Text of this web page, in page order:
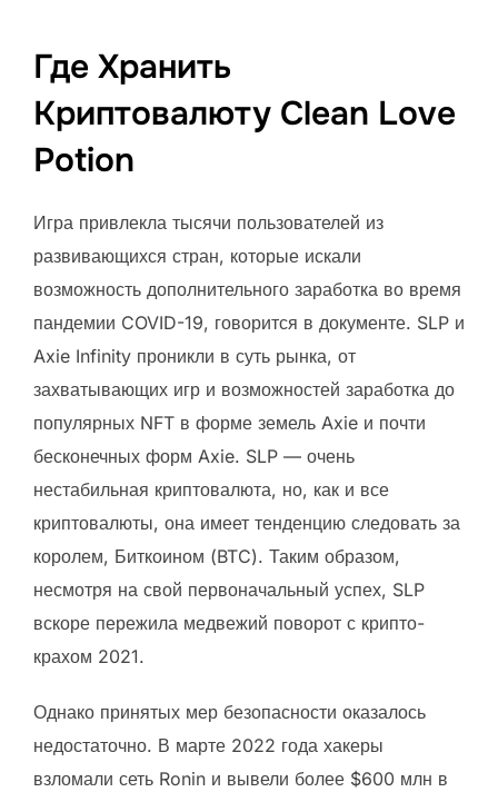
Где Хранить
Криптовалюту Clean Love
Potion
Игра привлекла тысячи пользователей из
развивающихся стран, которые искали
возможность дополнительного заработка во время
пандемии COVID-19, говорится в документе. SLP и
Axie Infinity проникли в суть рынка, от
захватывающих игр и возможностей заработка до
популярных NFT в форме земель Axie и почти
бесконечных форм Axie. SLP — очень
нестабильная криптовалюта, но, как и все
криптовалюты, она имеет тенденцию следовать за
королем, Биткоином (BTC). Таким образом,
несмотря на свой первоначальный успех, SLP
вскоре пережила медвежий поворот с крипто-
крахом 2021.
Однако принятых мер безопасности оказалось
недостаточно. В марте 2022 года хакеры
взломали сеть Ronin и вывели более $600 млн в